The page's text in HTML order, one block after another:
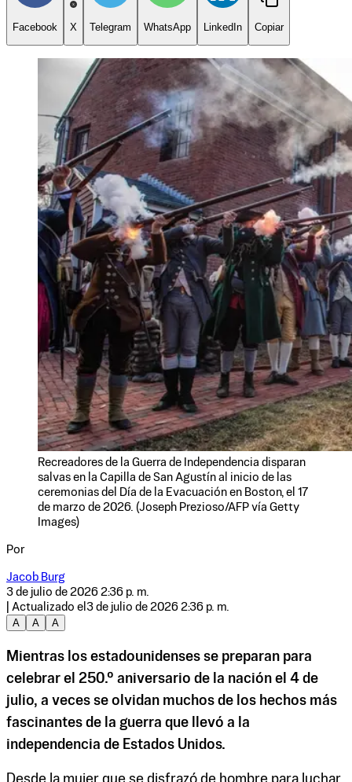
Facebook X Telegram WhatsApp LinkedIn Copiar
Recreadores de la Guerra de Independencia disparan
salvas en la Capilla de San Agustín al inicio de las
ceremonias del Día de la Evacuación en Boston, el 17
de marzo de 2026. (Joseph Prezioso/AFP vía Getty
Images)
Por
Jacob Burg
3 de julio de 2026 2:36 p. m.
| Actualizado el 3 de julio de 2026 2:36 p. m.
A
A A
Mientras los estadounidenses se preparan para
celebrar el 250.º aniversario de la nación el 4 de
julio, a veces se olvidan muchos de los hechos más
fascinantes de la guerra que llevó a la
independencia de Estados Unidos.